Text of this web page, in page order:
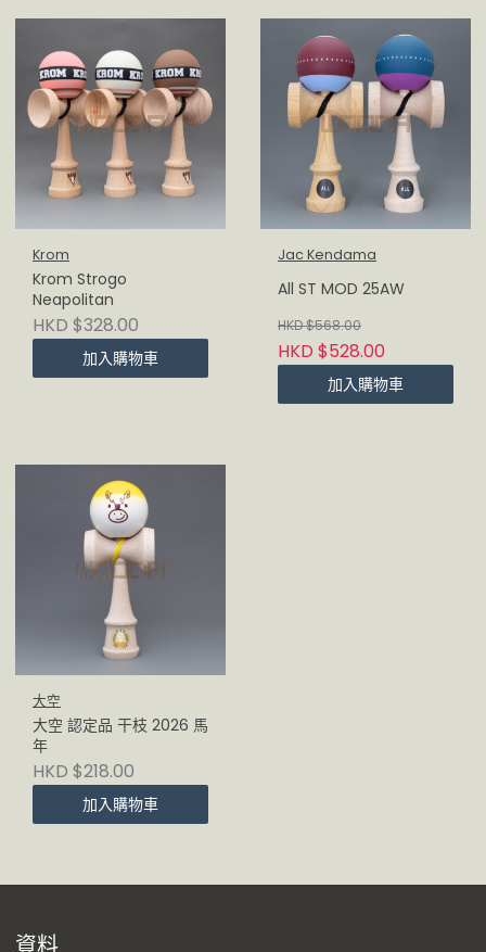
Krom
Krom Strogo
Neapolitan
HKD $328.00
加入購物車
Jac Kendama
All ST MOD 25AW
HKD $568.00
HKD $528.00
加入購物車
大空
大空 認定品 干枝 2026 馬
年
HKD $218.00
加入購物車